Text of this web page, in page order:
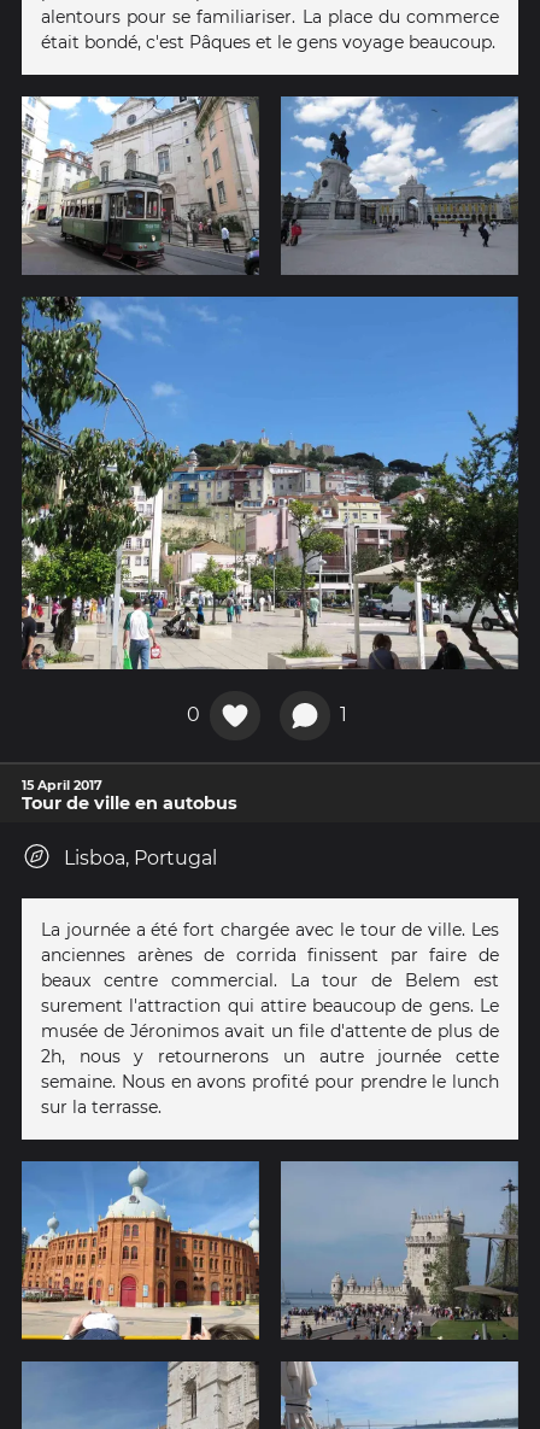
alentours pour se familiariser. La place du commerce
était bondé, c'est Pâques et le gens voyage beaucoup.
0 1
15 April 2017
Tour de ville en autobus
Lisboa, Portugal
La journée a été fort chargée avec le tour de ville. Les
anciennes arènes de corrida finissent par faire de
beaux centre commercial. La tour de Belem est
surement l'attraction qui attire beaucoup de gens. Le
musée de Jéronimos avait un file d'attente de plus de
2h, nous y retournerons un autre journée cette
semaine. Nous en avons profité pour prendre le lunch
sur la terrasse.